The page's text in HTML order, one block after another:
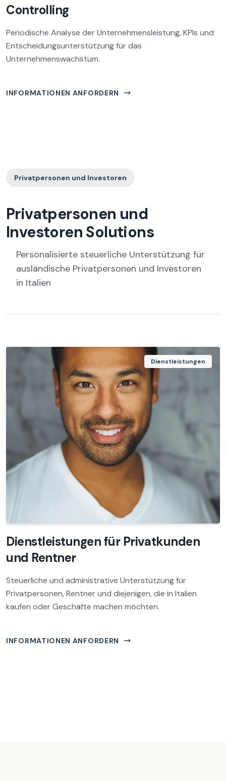
Controlling
Periodische Analyse der Unternehmensleistung, KPIs und
Entscheidungsunterstützung für das
Unternehmenswachstum.
INFORMATIONEN ANFORDERN
Privatpersonen und Investoren
Privatpersonen und
Investoren Solutions
Personalisierte steuerliche Unterstützung für
ausländische Privatpersonen und Investoren
in Italien
Dienstleistungen
Dienstleistungen für Privatkunden
und Rentner
Steuerliche und administrative Unterstützung für
Privatpersonen, Rentner und diejenigen, die in Italien
kaufen oder Geschäfte machen möchten.
INFORMATIONEN ANFORDERN